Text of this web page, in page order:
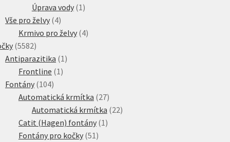
produkt
Úprava vody 11
Vše pro želvy 44
produkty
Krmivo pro želvy 44
55825582
produktů
Antiparazitika 11
Frontline 11
Fontány 104104
produktů
Automatická krmítka 2727
produktů
Automatická krmítka 2222
Catit (Hagen) fontány 11
Fontány pro kočky 5151